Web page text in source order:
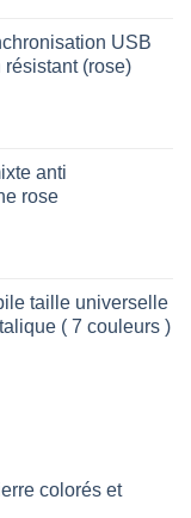
USB
(rose)
anti
rose
taille universelle
( 7 couleurs )
colorés et